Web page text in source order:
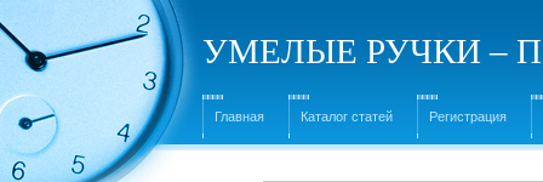
УМЕЛЫЕ РУЧКИ –
Главная Каталог статей Регистрация